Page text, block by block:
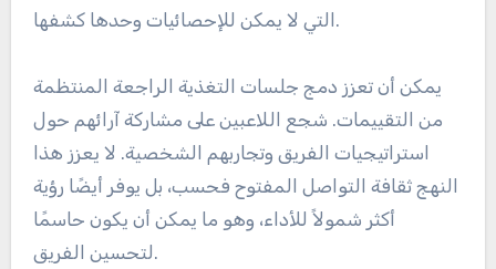
التي لا يمكن للإحصائيات وحدها كشفها.
يمكن أن تعزز دمج جلسات التغذية الراجعة المنتظمة
من التقييمات. شجع اللاعبين على مشاركة آرائهم حول
استراتيجيات الفريق وتجاربهم الشخصية. لا يعزز هذا
النهج ثقافة التواصل المفتوح فحسب، بل يوفر أيضًا رؤية
أكثر شمولاً للأداء، وهو ما يمكن أن يكون حاسمًا
لتحسين الفريق.